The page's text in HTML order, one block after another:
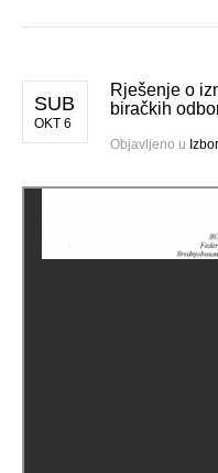
SUB
OKT 6
Rješenje o
biračkih
Objavljeno u